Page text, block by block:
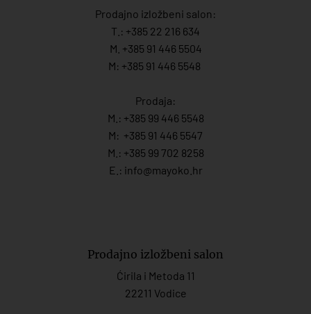
Prodajno izložbeni salon:
T.: +385 22 216 634
M. +385 91 446 5504
M: +385 91 446 5548
Prodaja:
M.: +385 99 446 5548
M: +385 91 446 5547
M.: +385 99 702 8258
E.: info@mayoko. hr
Prodajno izložbeni salon
Ćirila i Metoda 11
22211 Vodice